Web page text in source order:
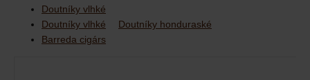
Doutníky vlhké
Doutníky vlhké
Doutníky honduraské
Barreda cigárs